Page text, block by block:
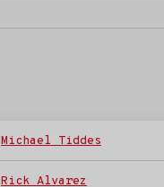
Michael Tiddes
Rick Alvarez